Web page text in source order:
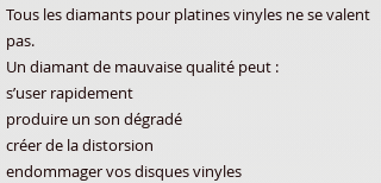
Tous les diamants pour platines vinyles ne se valent
pas.
Un diamant de mauvaise qualité peut :
s’user rapidement
produire un son dégradé
créer de la distorsion
endommager vos disques vinyles